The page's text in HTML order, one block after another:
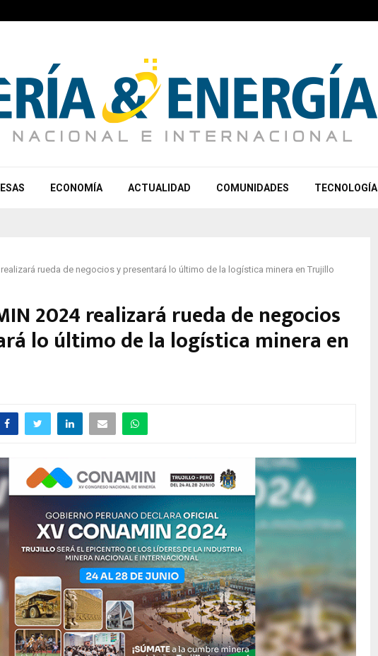
ECONOMÍA ACTUALIDAD COMUNIDADES TECNOLOGÍA
realizará rueda de negocios y presentará lo último de la logística minera en Trujillo
2024 realizará rueda de negocios
lo último de la logística minera en